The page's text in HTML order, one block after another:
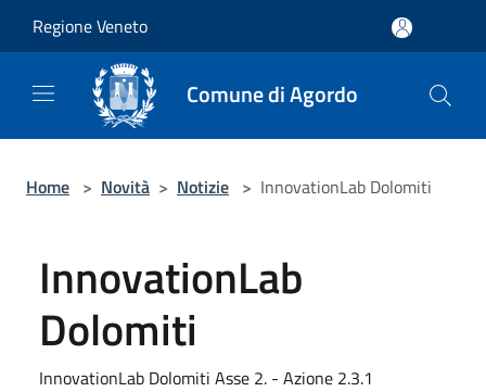
Regione Veneto
Comune di Agordo
Home > Novità > Notizie > InnovationLab Dolomiti
InnovationLab
Dolomiti
InnovationLab Dolomiti Asse 2. - Azione 2.3.1